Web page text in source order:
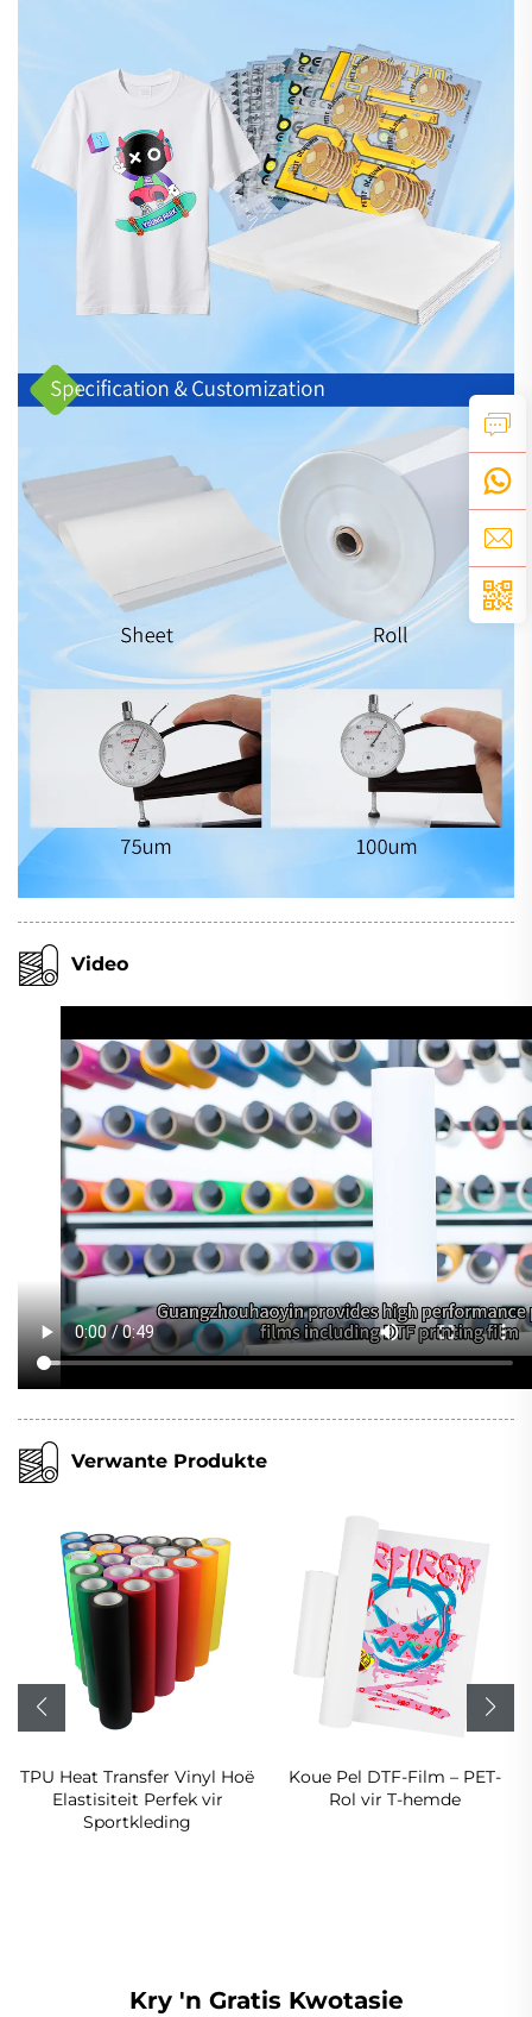
Video
Verwante Produkte
TPU Heat Transfer Vinyl Hoë
Elastisiteit Perfek vir
Sportkleding
Koue Pel DTF-Film – PET-
Rol vir T-hemde
Kry 'n Gratis Kwotasie